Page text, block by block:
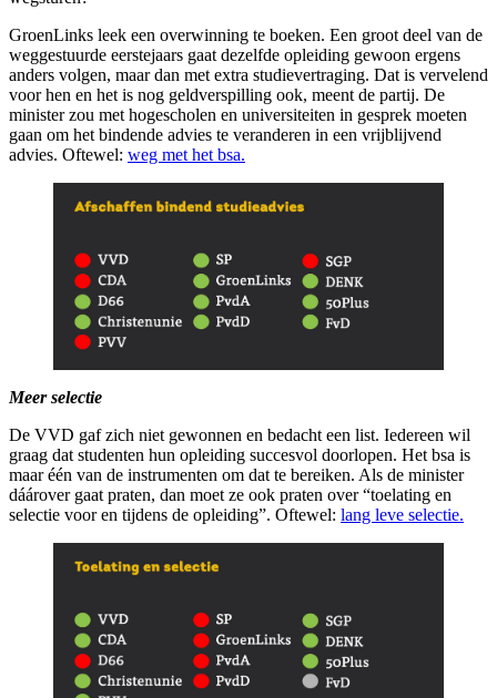
GroenLinks leek een overwinning te boeken. Een groot deel van de
weggestuurde eerstejaars gaat dezelfde opleiding gewoon ergens
anders volgen, maar dan met extra studievertraging. Dat is vervelend
voor hen en het is nog geldverspilling ook, meent de partij. De
minister zou met hogescholen en universiteiten in gesprek moeten
gaan om het bindende advies te veranderen in een vrijblijvend
advies. Oftewel: weg met het bsa.
Meer selectie
De VVD gaf zich niet gewonnen en bedacht een list. Iedereen wil
graag dat studenten hun opleiding succesvol doorlopen. Het bsa is
maar één van de instrumenten om dat te bereiken. Als de minister
dáárover gaat praten, dan moet ze ook praten over “toelating en
selectie voor en tijdens de opleiding”. Oftewel: lang leve selectie.